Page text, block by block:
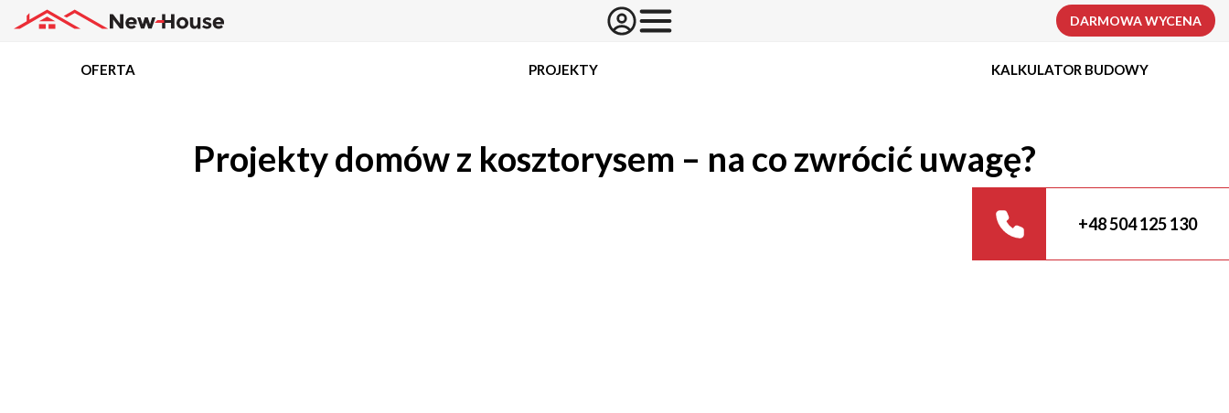
DARMOWA WYCENA
OFERTA PROJEKTY KALKULATOR BUDOWY
Projekty domów z kosztorysem – na co zwrócić uwagę?
+48 504 125 130